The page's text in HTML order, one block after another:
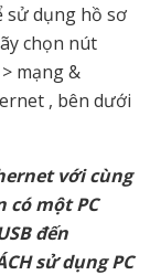
sử dụng hồ sơ
chọn nút
mạng &
, bên dưới
với cùng
một PC
đến
sử dụng PC